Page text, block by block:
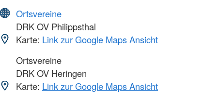
Ortsvereine
DRK OV Philippsthal
Karte: Link zur Google Maps Ansicht
Ortsvereine
DRK OV Heringen
Karte: Link zur Google Maps Ansicht